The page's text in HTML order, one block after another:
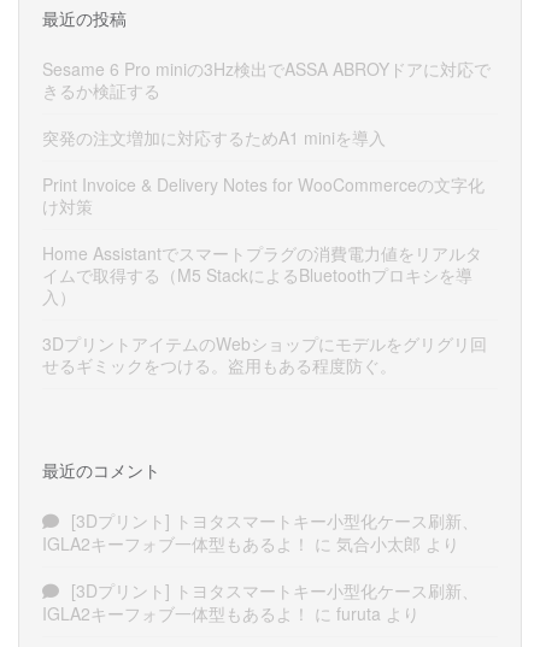
最近の投稿
Sesame 6 Pro miniの3Hz検出でASSA ABROYドアに対応で
きるか検証する
突発の注文増加に対応するためA1 miniを導入
Print Invoice & Delivery Notes for WooCommerceの文字化
け対策
Home Assistantでスマートプラグの消費電力値をリアルタ
イムで取得する（M5 StackによるBluetoothプロキシを導
入）
3DプリントアイテムのWebショップにモデルをグリグリ回
せるギミックをつける。盗用もある程度防ぐ。
最近のコメント
[3Dプリント] トヨタスマートキー小型化ケース刷新、
IGLA2キーフォブ一体型もあるよ！ に 気合小太郎 より
[3Dプリント] トヨタスマートキー小型化ケース刷新、
IGLA2キーフォブ一体型もあるよ！ に furuta より